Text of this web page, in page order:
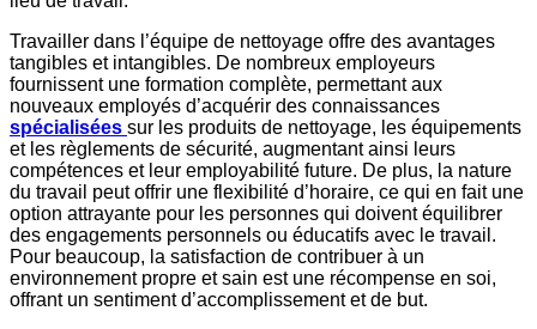
Travailler dans l’équipe de nettoyage offre des avantages
tangibles et intangibles. De nombreux employeurs
fournissent une formation complète, permettant aux
nouveaux employés d’acquérir des connaissances
spécialisées sur les produits de nettoyage, les équipements
et les règlements de sécurité, augmentant ainsi leurs
compétences et leur employabilité future. De plus, la nature
du travail peut offrir une flexibilité d’horaire, ce qui en fait une
option attrayante pour les personnes qui doivent équilibrer
des engagements personnels ou éducatifs avec le travail.
Pour beaucoup, la satisfaction de contribuer à un
environnement propre et sain est une récompense en soi,
offrant un sentiment d’accomplissement et de but.